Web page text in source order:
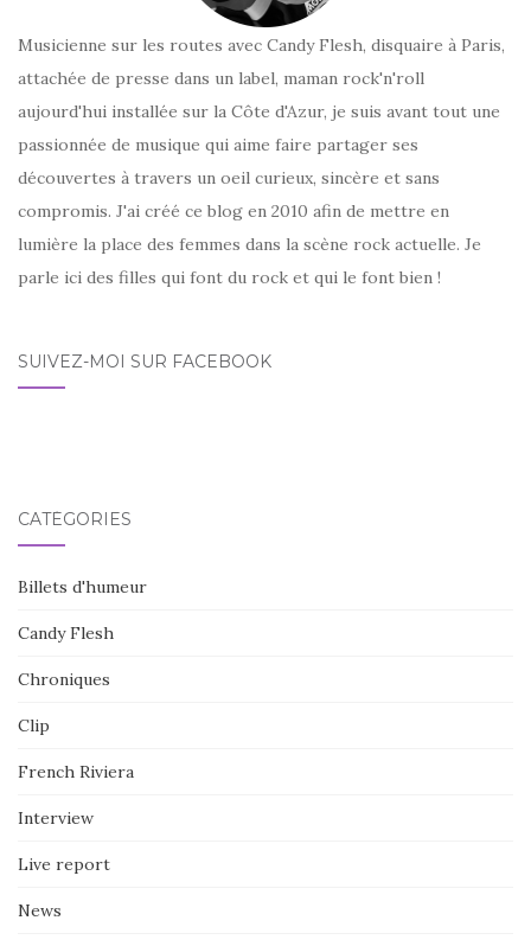
Musicienne sur les routes avec Candy Flesh, disquaire à Paris,
attachée de presse dans un label, maman rock'n'roll
aujourd'hui installée sur la Côte d'Azur, je suis avant tout une
passionnée de musique qui aime faire partager ses
découvertes à travers un oeil curieux, sincère et sans
compromis. J'ai créé ce blog en 2010 afin de mettre en
lumière la place des femmes dans la scène rock actuelle. Je
parle ici des filles qui font du rock et qui le font bien !
SUIVEZ-MOI SUR FACEBOOK
CATÉGORIES
Billets d'humeur
Candy Flesh
Chroniques
Clip
French Riviera
Interview
Live report
News